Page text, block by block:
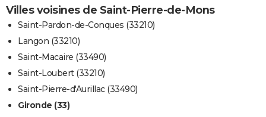
Villes voisines de Saint-Pierre-de-Mons
Saint-Pardon-de-Conques (33210)
Langon (33210)
Saint-Macaire (33490)
Saint-Loubert (33210)
Saint-Pierre-d'Aurillac (33490)
Gironde (33)